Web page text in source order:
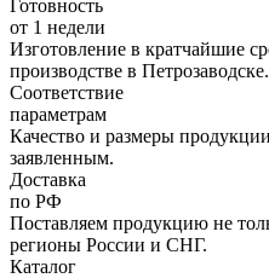
Готовность
от 1 недели
Изготовление в кратчайшие
производстве в Петрозаводске.
Соответствие
параметрам
Качество и размеры
заявленным.
Доставка
по РФ
Поставляем продукцию не
регионы России и СНГ.
Каталог